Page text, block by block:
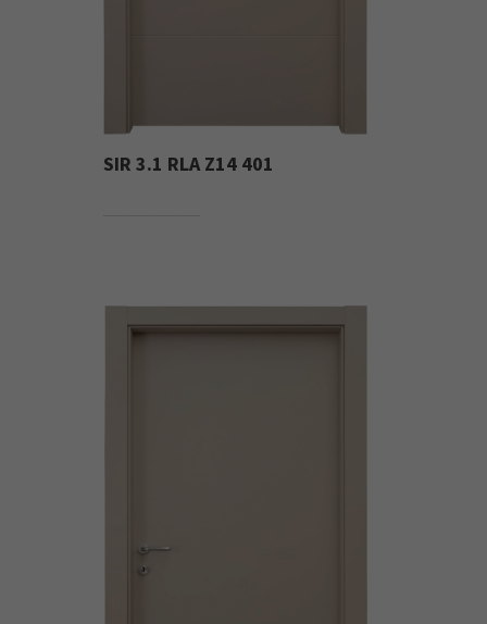
SIR 3.1 RLA Z14 401